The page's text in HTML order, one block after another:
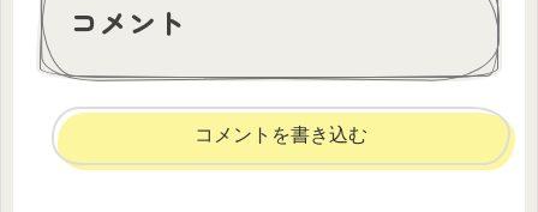
コメント
コメントを書き込む